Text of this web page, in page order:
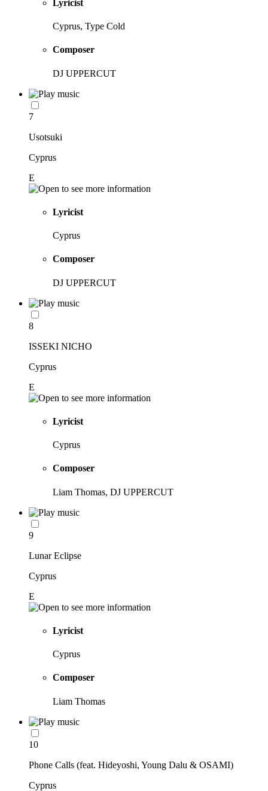
Lyricist
Cyprus, Type Cold
Composer
DJ UPPERCUT
7
Usotsuki
Cyprus
E
Lyricist
Cyprus
Composer
DJ UPPERCUT
8
ISSEKI NICHO
Cyprus
E
Lyricist
Cyprus
Composer
Liam Thomas, DJ UPPERCUT
9
Lunar Eclipse
Cyprus
E
Lyricist
Cyprus
Composer
Liam Thomas
10
Phone Calls (feat. Hideyoshi, Young Dalu & OSAMI)
Cyprus